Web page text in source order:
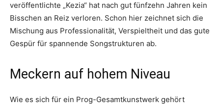
veröffentlichte „Kezia“ hat nach gut fünfzehn Jahren kein
Bisschen an Reiz verloren. Schon hier zeichnet sich die
Mischung aus Professionalität, Verspieltheit und das gute
Gespür für spannende Songstrukturen ab.
Meckern auf hohem Niveau
Wie es sich für ein Prog-Gesamtkunstwerk gehört